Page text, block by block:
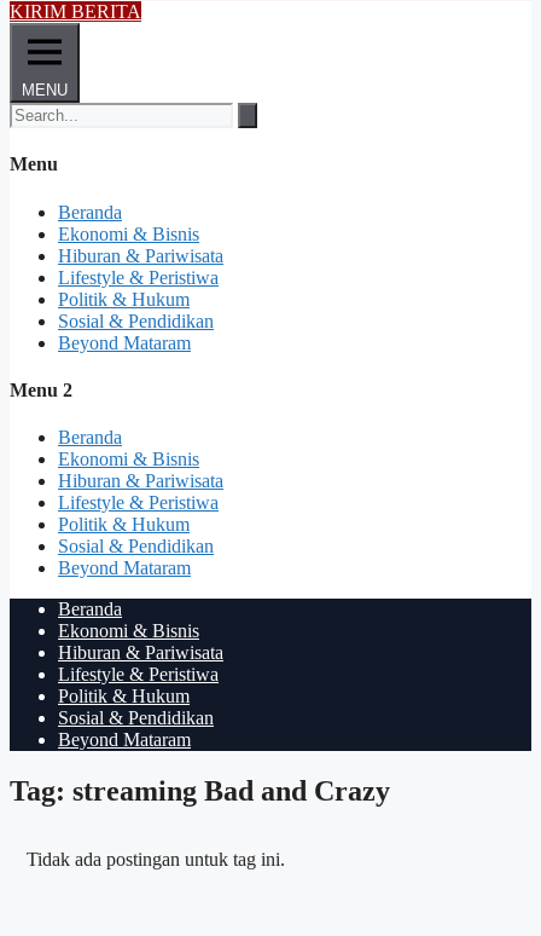
KIRIM BERITA
MENU
Menu
Beranda
Ekonomi & Bisnis
Hiburan & Pariwisata
Lifestyle & Peristiwa
Politik & Hukum
Sosial & Pendidikan
Beyond Mataram
Menu 2
Beranda
Ekonomi & Bisnis
Hiburan & Pariwisata
Lifestyle & Peristiwa
Politik & Hukum
Sosial & Pendidikan
Beyond Mataram
Beranda
Ekonomi & Bisnis
Hiburan & Pariwisata
Lifestyle & Peristiwa
Politik & Hukum
Sosial & Pendidikan
Beyond Mataram
Tag: streaming Bad and Crazy
Tidak ada postingan untuk tag ini.